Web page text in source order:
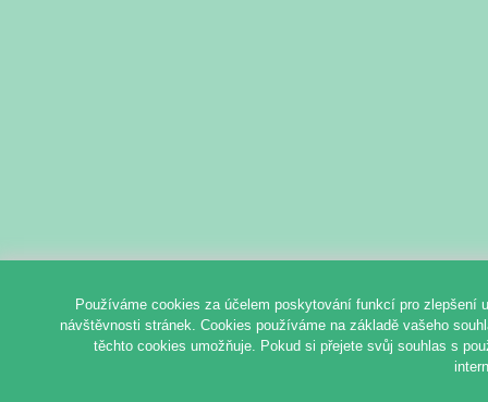
Používáme cookies za účelem poskytování funkcí pro zlepšení
návštěvnosti stránek. Cookies používáme na základě vašeho
těchto cookies umožňuje. Pokud si přejete svůj souhlas s